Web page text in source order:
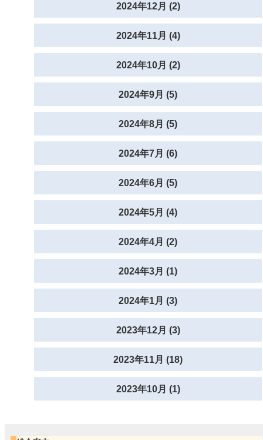
2024年12月 (2)
2024年11月 (4)
2024年10月 (2)
2024年9月 (5)
2024年8月 (5)
2024年7月 (6)
2024年6月 (5)
2024年5月 (4)
2024年4月 (2)
2024年3月 (1)
2024年1月 (3)
2023年12月 (3)
2023年11月 (18)
2023年10月 (1)